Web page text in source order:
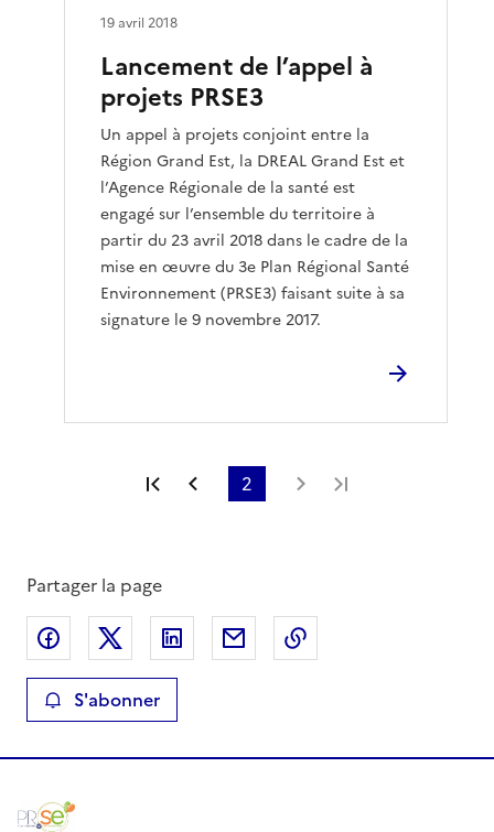
Lancement de l’appel à
projets PRSE3
Un appel à projets conjoint entre la
Région Grand Est, la DREAL Grand Est et
l’Agence Régionale de la santé est
engagé sur l’ensemble du territoire à
partir du 23 avril 2018 dans le cadre de la
mise en œuvre du 3e Plan Régional Santé
Environnement (PRSE3) faisant suite à sa
signature le 9 novembre 2017.
19 avril 2018
Première page
Page précédente
2 Page suivante
Partager la page
Partager sur Facebook
Partager sur XPartager sur LinkedIn
Partager par email
S'abonner